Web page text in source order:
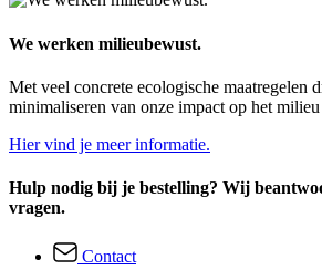
We werken milieubewust.
Met veel concrete ecologische maatregelen
minimaliseren van onze impact op het
Hier vind je meer informatie.
Hulp nodig bij je bestelling? Wij
vragen.
Contact